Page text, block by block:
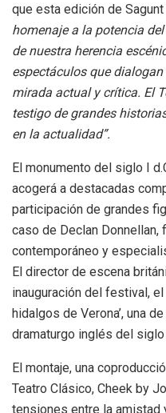
que esta edición de Sagunt
homenaje a la potencia
de nuestra herencia
espectáculos que
mirada actual y crítica. El
testigo de grandes
en la actualidad”.
El monumento del siglo I
acogerá a destacadas
participación de grandes
caso de Declan
contemporáneo y
El director de escena
inauguración del festival,
hidalgos de Verona’, una
dramaturgo inglés del siglo
El montaje, una
Teatro Clásico, Cheek by
tensiones entre la amistad